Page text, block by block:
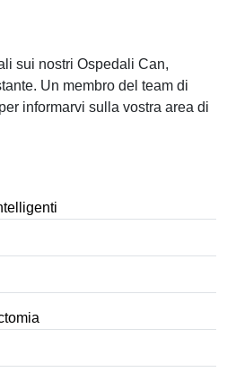
sui nostri Ospedali Can,
Un membro del team di
informarvi sulla vostra area di